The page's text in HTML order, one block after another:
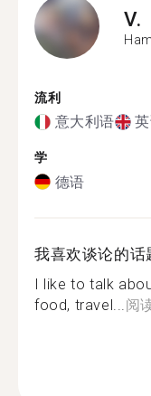
V.
流利
意大利语
学
德语
我喜欢谈论的话
I like to talk
food, travel... 阅